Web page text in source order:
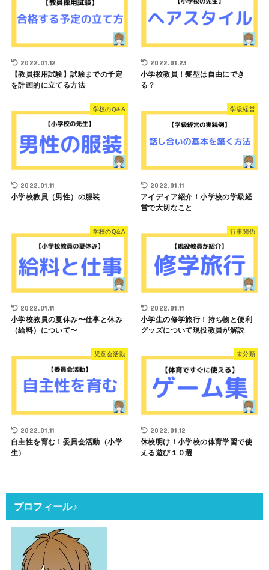
2022.01.12
【教員採用試験】試験までの予定
を計画的に立てる方法
2022.01.23
小学校教員！髪型は自由にでき
る？
学校のQ&A
2022.01.11
小学校教員（男性）の服装
学級経営
2022.01.11
アイディア紹介！小学校の学級経
営で大切なこと
学校のQ&A
2022.01.11
小学校教員の夏休み〜仕事と休み
（給料）について〜
行事関係
2022.01.11
小学生の修学旅行！持ち物と便利
グッズについて現役教員が解説
児童会活動
2022.01.11
自主性を育む！委員会活動（小学
生）
未分類
2022.01.12
休校明け！小学校の体育学習で使
える遊び１０選
プロフィール♪